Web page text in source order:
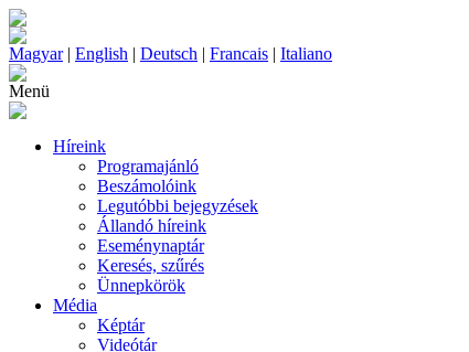
Magyar| English | Deutsch | Francais | Italiano
Menü
Híreink
Programajánló
Beszámolóink
Legutóbbi bejegyzések
Állandó híreink
Eseménynaptár
Keresés, szűrés
Ünnepkörök
Média
Képtár
Videótár